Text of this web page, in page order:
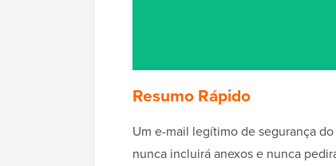
Resumo Rápido
Um e-mail legítimo de segurança
nunca incluirá anexos e nunca